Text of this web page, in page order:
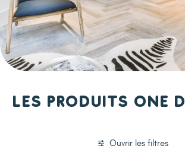
Les produits One
Ouvrir les filtres